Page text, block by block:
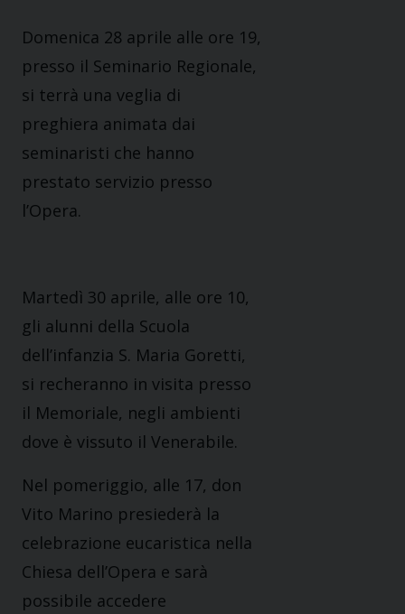
Domenica 28 aprile alle ore 19,
presso il Seminario Regionale,
si terrà una veglia di
preghiera animata dai
seminaristi che hanno
prestato servizio presso
l’Opera.
Martedì 30 aprile, alle ore 10,
gli alunni della Scuola
dell’infanzia S. Maria Goretti,
si recheranno in visita presso
il Memoriale, negli ambienti
dove è vissuto il Venerabile.
Nel pomeriggio, alle 17, don
Vito Marino presiederà la
celebrazione eucaristica nella
Chiesa dell’Opera e sarà
possibile accedere